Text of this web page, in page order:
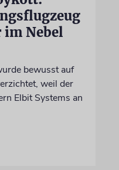
Nebel
bewusst auf
weil der
Elbit Systems an